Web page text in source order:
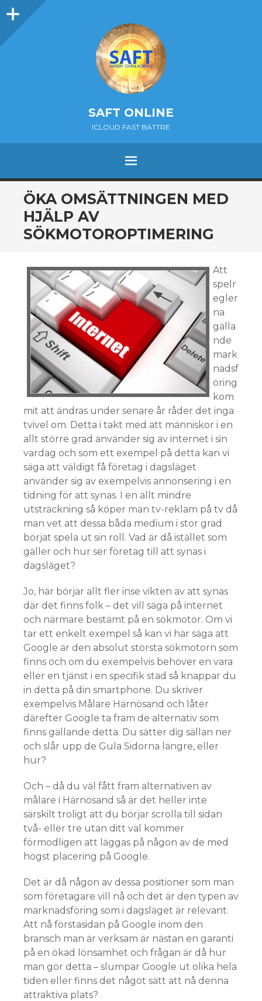
Sidebar
SAFT ONLINE
ICLOUD FAST BÄTTRE
MENU
SKIP
TO
CONTENT
ÖKA OMSÄTTNINGEN MED
HJÄLP AV
SÖKMOTOROPTIMERING
Att
spelr
egler
na
gälla
nde
mark
nadsf
öring
kom
mit att ändras under senare år råder det inga
tvivel om. Detta i takt med att människor i en
allt större grad använder sig av internet i sin
vardag och som ett exempel på detta kan vi
säga att väldigt få företag i dagsläget
använder sig av exempelvis annonsering i en
tidning för att synas. I en allt mindre
utsträckning så köper man tv-reklam på tv då
man vet att dessa båda medium i stor grad
börjat spela ut sin roll. Vad är då istället som
gäller och hur ser företag till att synas i
dagsläget?
Jo, här börjar allt fler inse vikten av att synas
där det finns folk – det vill säga på internet
och närmare bestämt på en sökmotor. Om vi
tar ett enkelt exempel så kan vi här säga att
Google är den absolut största sökmotorn som
finns och om du exempelvis behöver en vara
eller en tjänst i en specifik stad så knappar du
in detta på din smartphone. Du skriver
exempelvis Målare Härnösand och låter
därefter Google ta fram de alternativ som
finns gällande detta. Du sätter dig sällan ner
och slår upp de Gula Sidorna längre, eller
hur?
Och – då du väl fått fram alternativen av
målare i Härnösand så är det heller inte
särskilt troligt att du börjar scrolla till sidan
två- eller tre utan ditt val kommer
förmodligen att läggas på någon av de med
högst placering på Google.
Det är då någon av dessa positioner som man
som företagare vill nå och det är den typen av
marknadsföring som i dagsläget är relevant.
Att nå förstasidan på Google inom den
bransch man är verksam är nästan en garanti
på en ökad lönsamhet och frågan är då hur
man gör detta – slumpar Google ut olika hela
tiden eller finns det något sätt att nå denna
attraktiva plats?